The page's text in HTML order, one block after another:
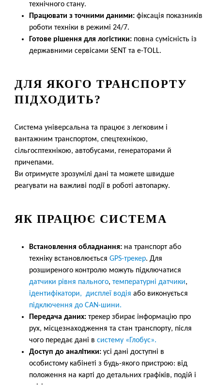
технічного стану.
Працювати з точними даними: фіксація показників
роботи техніки в режимі 24/7.
Готове рішення для логістики: повна сумісність із
державними сервісами SENT та e-TOLL.
ДЛЯ ЯКОГО ТРАНСПОРТУ
ПІДХОДИТЬ?
Система універсальна та працює з легковим і
вантажним транспортом, спецтехнікою,
сільгосптехнікою, автобусами, генераторами й
причепами.
Ви отримуєте зрозумілі дані та можете швидше
реагувати на важливі події в роботі автопарку.
ЯК ПРАЦЮЄ СИСТЕМА
Встановлення обладнання: на транспорт або
техніку встановлюється GPS-трекер. Для
розширеного контролю можуть підключатися
датчики рівня пального, температурні датчики,
ідентифікатори, дисплеї водія або виконується
підключення до CAN-шини.
Передача даних: трекер збирає інформацію про
рух, місцезнаходження та стан транспорту, після
чого передає дані в систему «Глобус».
Доступ до аналітики: усі дані доступні в
особистому кабінеті з будь-якого пристрою: від
положення на карті до детальних графіків, подій і